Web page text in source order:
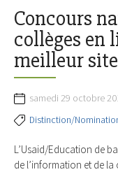
Concours
collèges en
meilleur
samedi 29 octobre
Distinction/
L’Usaid/Education de
de l’information et de